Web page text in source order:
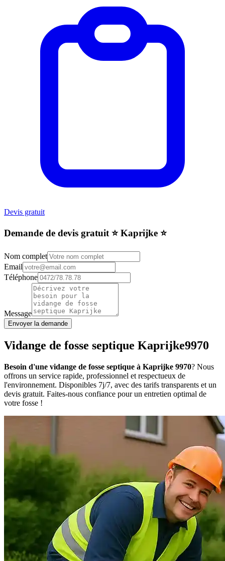
Devis gratuit
Demande de devis gratuit ⭐️ Kaprijke ⭐️
Nom complet
Email
Téléphone
Message
Envoyer la demande
Vidange de fosse septique Kaprijke9970
Besoin d'une vidange de fosse septique à Kaprijke 9970? Nous
offrons un service rapide, professionnel et respectueux de
l'environnement. Disponibles 7j/7, avec des tarifs transparents et un
devis gratuit. Faites-nous confiance pour un entretien optimal de
votre fosse !